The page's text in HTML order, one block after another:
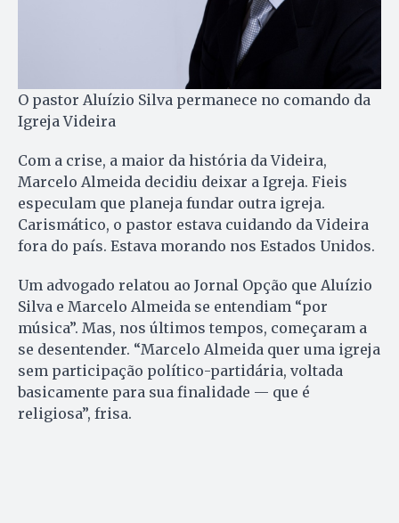
O pastor Aluízio Silva permanece no comando da
Igreja Videira
Com a crise, a maior da história da Videira,
Marcelo Almeida decidiu deixar a Igreja. Fieis
especulam que planeja fundar outra igreja.
Carismático, o pastor estava cuidando da Videira
fora do país. Estava morando nos Estados Unidos.
Um advogado relatou ao Jornal Opção que Aluízio
Silva e Marcelo Almeida se entendiam “por
música”. Mas, nos últimos tempos, começaram a
se desentender. “Marcelo Almeida quer uma igreja
sem participação político-partidária, voltada
basicamente para sua finalidade — que é
religiosa”, frisa.